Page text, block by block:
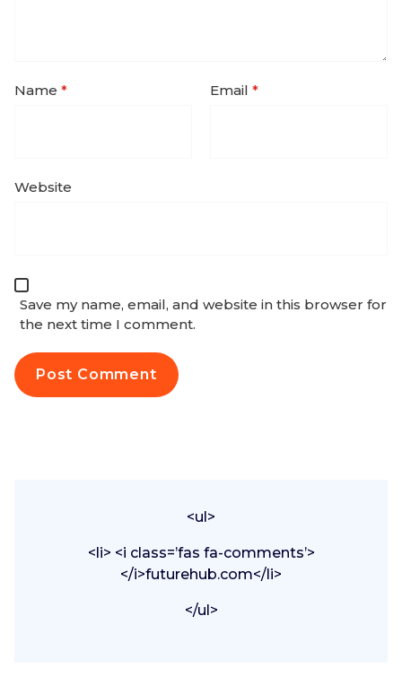
Name * Email *
Website
Save my name, email, and website in this browser for
the next time I comment.
<ul>
<li> <i class=’fas fa-comments’>
</i>futurehub.com</li>
</ul>